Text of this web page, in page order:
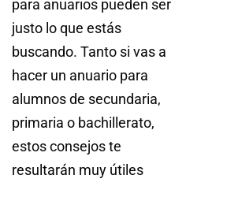
para anuarios pueden ser
justo lo que estás
buscando. Tanto si vas a
hacer un anuario para
alumnos de secundaria,
primaria o bachillerato,
estos consejos te
resultarán muy útiles